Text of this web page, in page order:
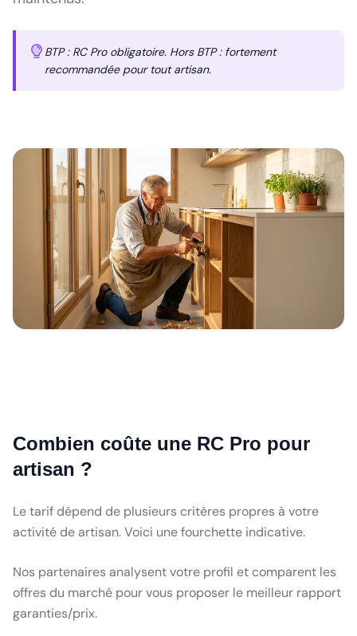
BTP : RC Pro obligatoire. Hors BTP : fortement
recommandée pour tout artisan.
Combien coûte une RC Pro pour
artisan ?
Le tarif dépend de plusieurs critères propres à votre
activité de artisan. Voici une fourchette indicative.
Nos partenaires analysent votre profil et comparent les
offres du marché pour vous proposer le meilleur rapport
garanties/prix.